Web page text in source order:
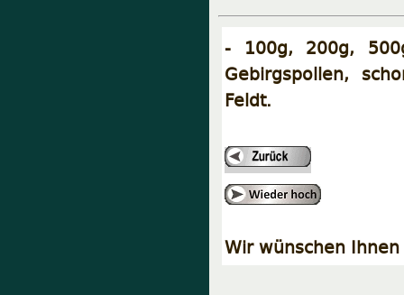
- 100g, 200g,
Gebirgspollen,
Feldt.
Wir wünschen